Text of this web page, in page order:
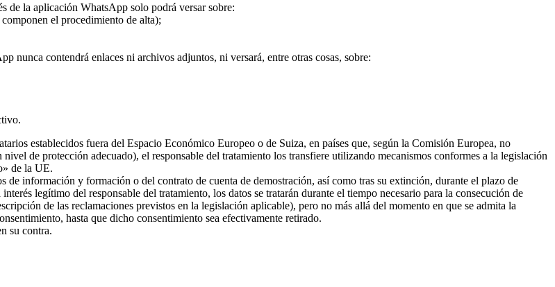
de la aplicación WhatsApp solo podrá versar sobre:
el procedimiento de alta);
nunca contendrá enlaces ni archivos adjuntos, ni versará, entre otras cosas, sobre:
establecidos fuera del Espacio Económico Europeo o de Suiza, en países que, según la Comisión Europea, no
de protección adecuado), el responsable del tratamiento los transfiere utilizando mecanismos conformes a la legislación
de la UE.
de información y formación o del contrato de cuenta de demostración, así como tras su extinción, durante el plazo de
legítimo del responsable del tratamiento, los datos se tratarán durante el tiempo necesario para la consecución de
de las reclamaciones previstos en la legislación aplicable), pero no más allá del momento en que se admita la
hasta que dicho consentimiento sea efectivamente retirado.
su contra.